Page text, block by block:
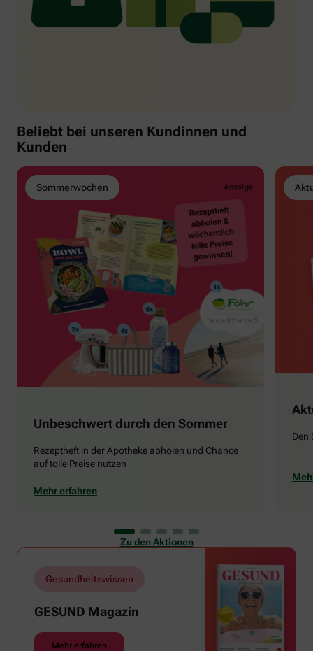
Beliebt bei unseren Kundinnen und
Kunden
Sommerwochen
Unbeschwert durch den Sommer
Rezeptheft in der Apotheke abholen und Chance
auf tolle Preise nutzen
Mehr erfahren
Den
Zu den Aktionen
Gesundheitswissen
GESUND Magazin
Mehr erfahren